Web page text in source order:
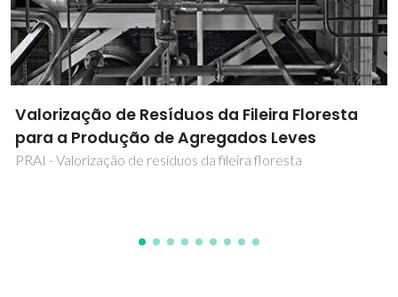
Circularidade de resíduos poliméricos do
setor cerâmico
CiPoCer